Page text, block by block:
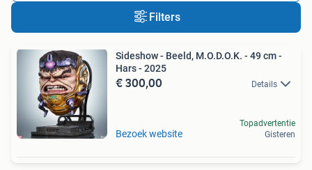
Filters
Sideshow - Beeld, M.O.D.O.K. - 49 cm -
Hars - 2025
€ 300,00 Details
Bezoek website
Topadvertentie
Gisteren